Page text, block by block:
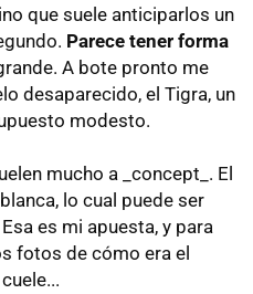
que suele anticiparlos un
Parece tener forma
A bote pronto me
desaparecido, el Tigra, un
modesto.
mucho a _concept_. El
lo cual puede ser
es mi apuesta, y para
fotos de cómo era el